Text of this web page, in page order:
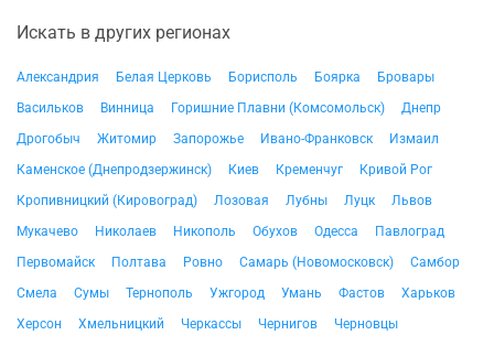
Искать в других регионах
Александрия Белая Церковь Борисполь Боярка
Бровары
Васильков
Винница Горишние Плавни (Комсомольск)
Днепр
Дрогобыч
Житомир Запорожье Ивано-Франковск
Измаил
Каменское (Днепродзержинск)
Киев Кременчуг
Кривой Рог
Кропивницкий (Кировоград)
Лозовая Лубны Луцк
Львов
Мукачево
Николаев Никополь Обухов Одесса
Павлоград
Первомайск
Полтава Ровно Самарь (Новомосковск)
Самбор
Смела
Сумы Тернополь Ужгород Умань Фастов
Харьков
Херсон
Хмельницкий Черкассы Чернигов
Черновцы